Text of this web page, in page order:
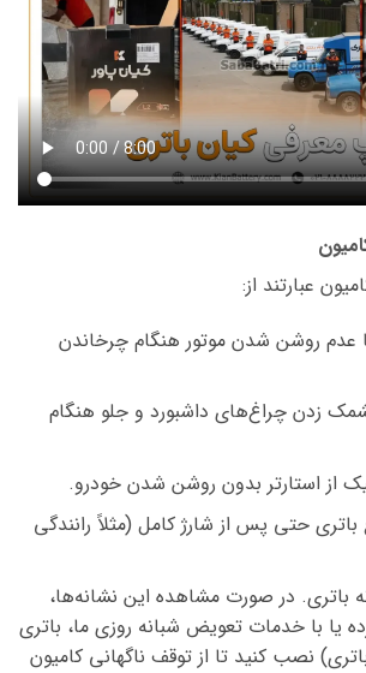
عبارتند از:
عدم روشن شدن موتور هنگام چرخاندن
زدن چراغ‌های داشبورد و جلو هنگام
از استارتر بدون روشن شدن خودرو.
حتی پس از شارژ کامل (مثلاً رانندگی
باتری. در صورت مشاهده این نشانه‌ها،
یا با خدمات تعویض شبانه روزی ما، باتری
نصب کنید تا از توقف ناگهانی کامیون